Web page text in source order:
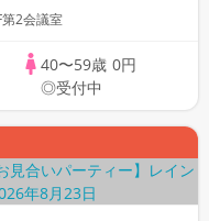
2会議室
40〜59歳 0円
◎受付中